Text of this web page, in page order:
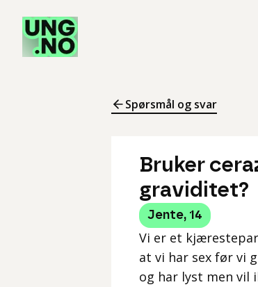
Spørsmål og svar
Bruker
graviditet?
Jente, 14
Vi er et
at vi har sex før vi
og har lyst men vil